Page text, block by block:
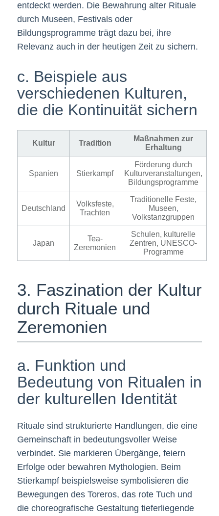
entdeckt werden. Die Bewahrung alter Rituale
durch Museen, Festivals oder
Bildungsprogramme trägt dazu bei, ihre
Relevanz auch in der heutigen Zeit zu sichern.
c. Beispiele aus
verschiedenen Kulturen,
die die Kontinuität sichern
Kultur Tradition
Maßnahmen zur
Erhaltung
Spanien Stierkampf
Förderung durch
Kulturveranstaltungen,
Bildungsprogramme
Deutschland
Volksfeste,
Trachten
Traditionelle Feste,
Museen,
Volkstanzgruppen
Japan
Tea-
Zeremonien
Schulen, kulturelle
Zentren, UNESCO-
Programme
3. Faszination der Kultur
durch Rituale und
Zeremonien
a. Funktion und
Bedeutung von Ritualen in
der kulturellen Identität
Rituale sind strukturierte Handlungen, die eine
Gemeinschaft in bedeutungsvoller Weise
verbindet. Sie markieren Übergänge, feiern
Erfolge oder bewahren Mythologien. Beim
Stierkampf beispielsweise symbolisieren die
Bewegungen des Toreros, das rote Tuch und
die choreografische Gestaltung tieferliegende